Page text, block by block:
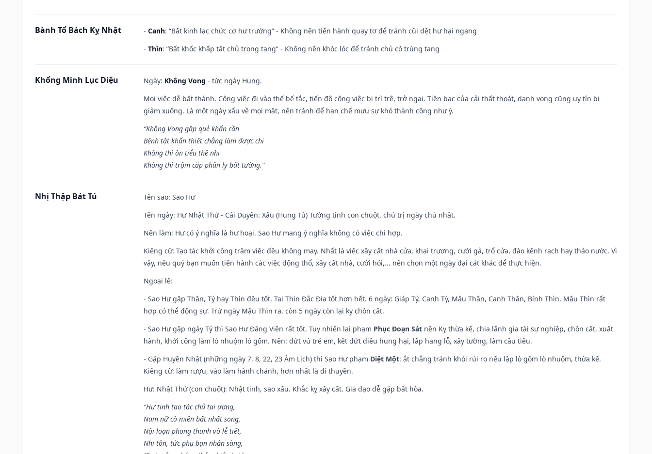
Bành Tổ Bách Kỵ Nhật - Canh: “Bất kinh lạc chức cơ hư trướng” - Không nên tiến hành quay tơ để tránh cũi dệt hư hại ngang
- Thìn: “Bất khốc khấp tất chủ trọng tang” - Không nên khóc lóc để tránh chủ có trùng tang
Khổng Minh Lục Diệu Ngày: Không Vong - tức ngày Hung.
Mọi việc dễ bất thành. Công việc đi vào thế bế tắc, tiến độ công việc bị trì trệ, trở ngại. Tiền bạc của cải thất thoát, danh vọng cũng uy tín bị
giảm xuống. Là một ngày xấu về mọi mặt, nên tránh để hạn chế mưu sự khó thành công như ý.
“Không Vong gặp quẻ khẩn cần
Bệnh tật khẩn thiết chẳng làm được chi
Không thì ôn tiểu thê nhi
Không thì trộm cắp phân ly bất tường.”
Nhị Thập Bát Tú Tên sao: Sao Hư
Tên ngày: Hư Nhật Thử - Cái Duyên: Xấu (Hung Tú) Tướng tinh con chuột, chủ trị ngày chủ nhật.
Nên làm: Hư có ý nghĩa là hư hoại. Sao Hư mang ý nghĩa không có việc chi hợp.
Kiêng cữ: Tạo tác khởi công trăm việc đều không may. Nhất là việc xây cất nhà cửa, khai trương, cưới gả, trổ cửa, đào kênh rạch hay tháo nước. Vì
vậy, nếu quý bạn muốn tiến hành các việc động thổ, xây cất nhà, cưới hỏi,... nên chọn một ngày đại cát khác để thực hiện.
Ngoại lệ:
- Sao Hư gặp Thân, Tý hay Thìn đều tốt. Tại Thìn Đắc Địa tốt hơn hết. 6 ngày: Giáp Tý, Canh Tý, Mậu Thân, Canh Thân, Bính Thìn, Mậu Thìn rất
hợp có thể động sự. Trừ ngày Mậu Thìn ra, còn 5 ngày còn lại kỵ chôn cất.
- Sao Hư gặp ngày Tý thì Sao Hư Đăng Viên rất tốt. Tuy nhiên lại phạm Phục Đoạn Sát nên Kỵ thừa kế, chia lãnh gia tài sự nghiệp, chôn cất, xuất
hành, khởi công làm lò nhuộm lò gốm. Nên: dứt vú trẻ em, kết dứt điều hung hại, lấp hang lỗ, xây tường, làm cầu tiêu.
- Gặp Huyền Nhật (những ngày 7, 8, 22, 23 Âm Lịch) thì Sao Hư phạm Diệt Một: ắt chẳng tránh khỏi rủi ro nếu lập lò gốm lò nhuộm, thừa kế.
Kiêng cữ: làm rượu, vào làm hành chánh, hơn nhất là đi thuyền.
Hư: Nhật Thử (con chuột): Nhật tinh, sao xấu. Khắc kỵ xây cất. Gia đạo dễ gặp bất hòa.
“Hư tinh tạo tác chủ tai ương,
Nam nữ cô miên bất nhất song,
Nội loạn phong thanh vô lễ tiết,
Nhi tôn, tức phụ bạn nhân sàng,